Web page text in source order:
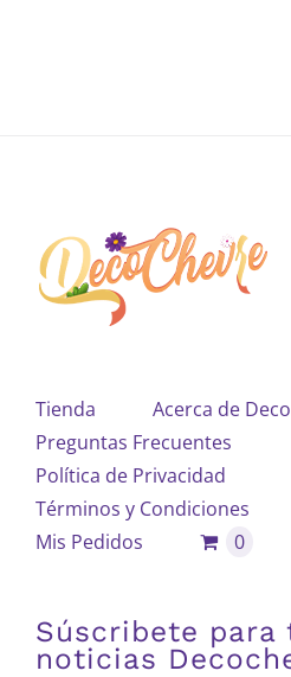
Tienda
Acerca de
Preguntas Frecuentes
Política de Privacidad
Términos y Condiciones
Mis Pedidos
0
Súscribete para
noticias